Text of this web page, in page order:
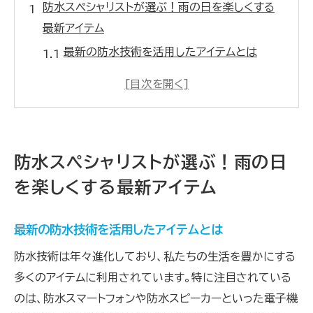
防水スペシャリストが選ぶ！雨の日を楽しくする
最新アイテム
最新の防水技術を活用したアイテムとは
雨の日も快適に過ごせる必須アイテムの選び
め
スタイリッシュな防水レインコートの魅力
雨の日も安心！防水技術による快適な生活を実
現する方法
防水技術の基本を知る
最新防水素材の特徴と利点
防水スペシャリストが選ぶ！雨の日
を楽しくする最新アイテム
最新の防水技術を活用したアイテムとは
防水技術は年々進化しており、私たちの生活を豊かにする
多くのアイテムに利用されています。特に注目されている
のは、防水スマートフォンや防水スピーカーといった電子機